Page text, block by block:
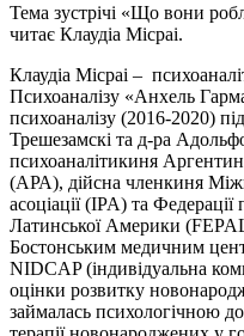
Тема зустрічі «Що вони
читає Клаудіа Місраі.
Клаудіа Місраі –
Психоаналізу «Анхель
психоаналізу (2016-2020)
Трешезамскі та д-ра
психоаналітикиня
(АРА), дійсна членкиня
асоціації (IPA) та
Латинської Америки
Бостонським медичним
NIDCAP (індивідуальна
оцінки розвитку
займалась психологічною